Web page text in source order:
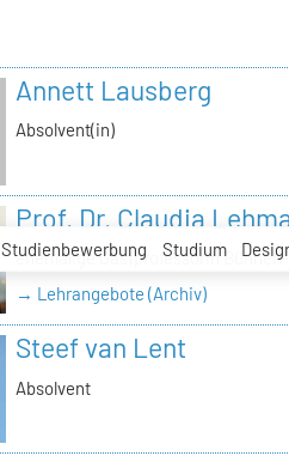
Studienbewerbung Studium
Annett Lausberg
Absolvent(in)
Prof. Dr. Claudia
ehemalige Gastprofessorin
→ Lehrangebote (Archiv)
Steef van Lent
Absolvent